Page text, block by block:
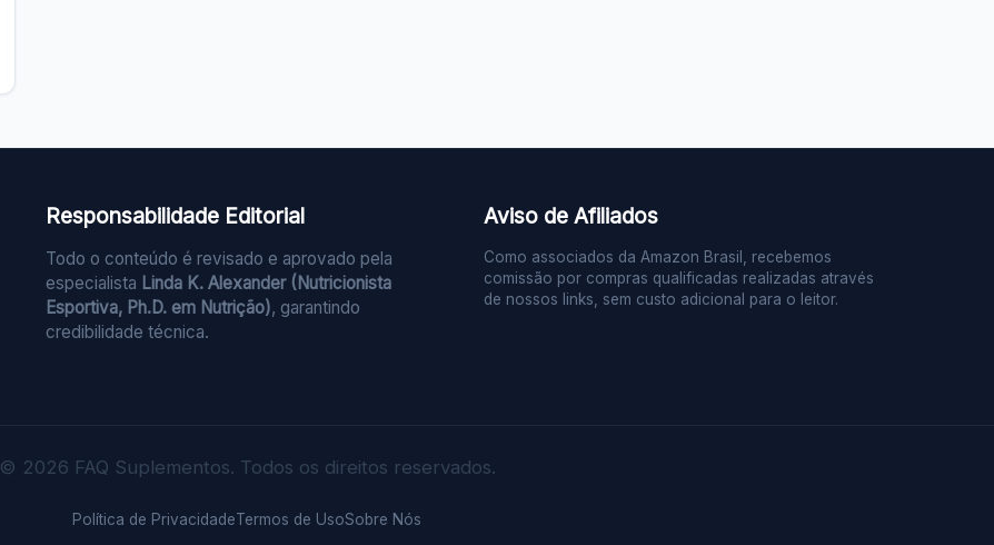
Responsabilidade Editorial
Todo o conteúdo é revisado e aprovado pela
especialista Linda K. Alexander (Nutricionista
Esportiva, Ph.D. em Nutrição), garantindo
credibilidade técnica.
Aviso de Afiliados
Como associados da Amazon Brasil, recebemos
comissão por compras qualificadas realizadas através
de nossos links, sem custo adicional para o leitor.
© 2026 FAQ Suplementos. Todos os direitos reservados.
Política de PrivacidadeTermos de UsoSobre Nós